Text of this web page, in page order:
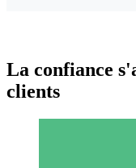
La confiance
clients